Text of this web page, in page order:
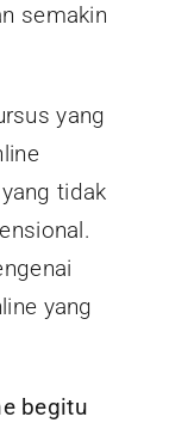
semakin
yang
tidak
yang
begitu